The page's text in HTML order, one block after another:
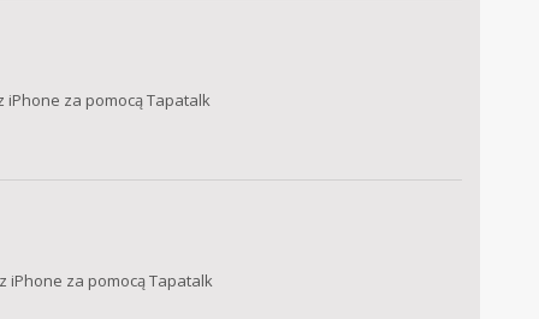
iPhone za pomocą Tapatalk
iPhone za pomocą Tapatalk